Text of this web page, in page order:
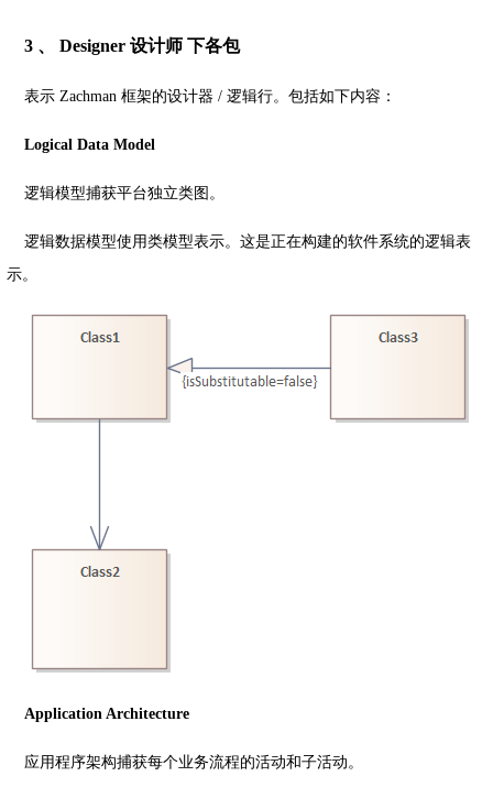
3 、 Designer 设计师 下各包
表示 Zachman 框架的设计器 / 逻辑行。包括如下内容：
Logical Data Model
逻辑模型捕获平台独立类图。
逻辑数据模型使用类模型表示。这是正在构建的软件系统的逻辑表
示。
Application Architecture
应用程序架构捕获每个业务流程的活动和子活动。